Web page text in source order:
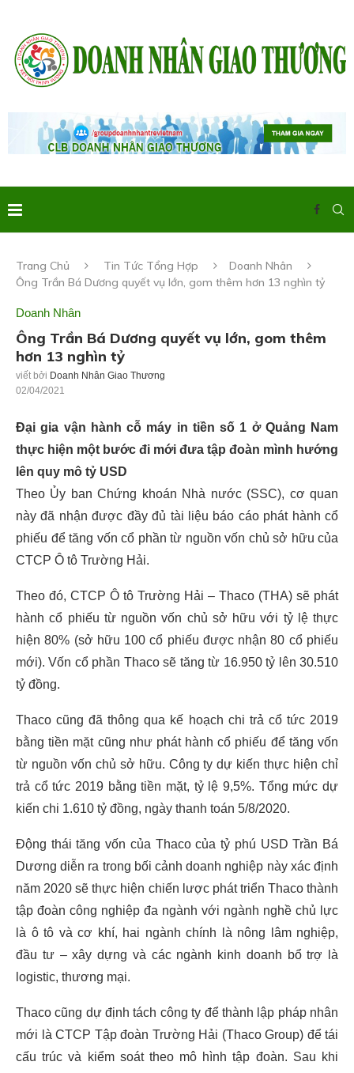
Trang Chủ Tin Tức Tổng Hợp
Doanh Nhân
Ông Trần Bá Dương quyết vụ lớn, gom thêm hơn 13 nghìn tỷ
Doanh Nhân
Ông Trần Bá Dương quyết vụ lớn, gom thêm
hơn 13 nghìn tỷ
viết bởi Doanh Nhân Giao Thương
02/04/2021
Đại gia vận hành cỗ máy in tiền số 1 ở Quảng Nam
thực hiện một bước đi mới đưa tập đoàn mình hướng
lên quy mô tỷ USD
Theo Ủy ban Chứng khoán Nhà nước (SSC), cơ quan
này đã nhận được đầy đủ tài liệu báo cáo phát hành cổ
phiếu để tăng vốn cổ phần từ nguồn vốn chủ sở hữu của
CTCP Ô tô Trường Hải.
Theo đó, CTCP Ô tô Trường Hải – Thaco (THA) sẽ phát
hành cổ phiếu từ nguồn vốn chủ sở hữu với tỷ lệ thực
hiện 80% (sở hữu 100 cổ phiếu được nhận 80 cổ phiếu
mới). Vốn cổ phần Thaco sẽ tăng từ 16.950 tỷ lên 30.510
tỷ đồng.
Thaco cũng đã thông qua kế hoạch chi trả cổ tức 2019
bằng tiền mặt cũng như phát hành cổ phiếu để tăng vốn
từ nguồn vốn chủ sở hữu. Công ty dự kiến thực hiện chỉ
trả cổ tức 2019 bằng tiền mặt, tỷ lệ 9,5%. Tổng mức dự
kiến chi 1.610 tỷ đồng, ngày thanh toán 5/8/2020.
Động thái tăng vốn của Thaco của tỷ phú USD Trần Bá
Dương diễn ra trong bối cảnh doanh nghiệp này xác định
năm 2020 sẽ thực hiện chiến lược phát triển Thaco thành
tập đoàn công nghiệp đa ngành với ngành nghề chủ lực
là ô tô và cơ khí, hai ngành chính là nông lâm nghiệp,
đầu tư – xây dựng và các ngành kinh doanh bổ trợ là
logistic, thương mại.
Thaco cũng dự định tách công ty để thành lập pháp nhân
mới là CTCP Tập đoàn Trường Hải (Thaco Group) để tái
cấu trúc và kiểm soát theo mô hình tập đoàn. Sau khi